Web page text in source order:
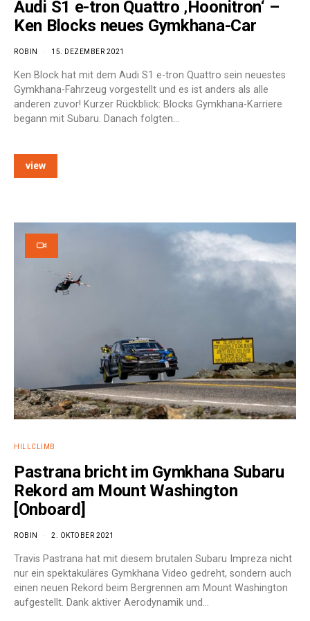
Audi S1 e-tron Quattro ‚Hoonitron‘ –
Ken Blocks neues Gymkhana-Car
ROBIN 15. DEZEMBER 2021
Ken Block hat mit dem Audi S1 e-tron Quattro sein neuestes
Gymkhana-Fahrzeug vorgestellt und es ist anders als alle
anderen zuvor! Kurzer Rückblick: Blocks Gymkhana-Karriere
begann mit Subaru. Danach folgten…
view
HILLCLIMB
Pastrana bricht im Gymkhana Subaru
Rekord am Mount Washington
[Onboard]
ROBIN 2. OKTOBER 2021
Travis Pastrana hat mit diesem brutalen Subaru Impreza nicht
nur ein spektakuläres Gymkhana Video gedreht, sondern auch
einen neuen Rekord beim Bergrennen am Mount Washington
aufgestellt. Dank aktiver Aerodynamik und…